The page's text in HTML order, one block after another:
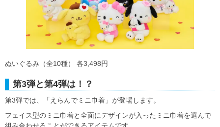
ぬいぐるみ（全10種） 各3,498円
第3弾と第4弾は！？
第3弾では、「えらんでミニ巾着」が登場します。
フェイス型のミニ巾着と全面にデザインが入ったミニ巾着を選んで